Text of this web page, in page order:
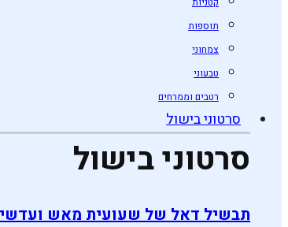
תוספות
צמחוני
טבעוני
רטבים וממרחים
סרטוני בישול
סרטוני בישול
תבשיל דאל של שעועית מאש